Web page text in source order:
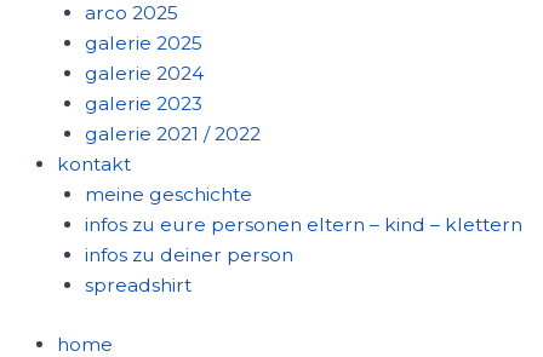
arco 2025
galerie 2025
galerie 2024
galerie 2023
galerie 2021 / 2022
kontakt
meine geschichte
infos zu eure personen eltern – kind – klettern
infos zu deiner person
spreadshirt
home